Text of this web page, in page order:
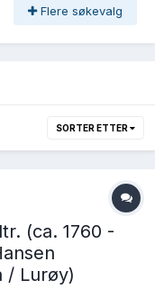
Flere søkevalg
SORTER ETTER
(ca. 1760 -
/ Lurøy)